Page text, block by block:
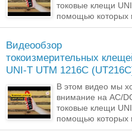
токовые клещи
помощью которых
Видеообзор
токоизмерительных
UNI-T UTM 1216C
В этом видео мы
внимание на AC/
токовые клещи
помощью которых